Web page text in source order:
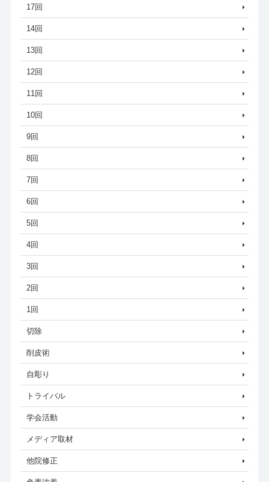
17回
14回
13回
12回
11回
10回
9回
8回
7回
6回
5回
4回
3回
2回
1回
切除
削皮術
自彫り
トライバル
学会活動
メディア取材
他院修正